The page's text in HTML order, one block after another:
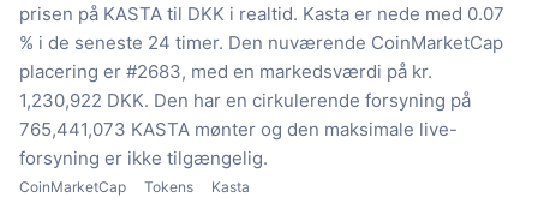
prisen på KASTA til DKK i realtid. Kasta er nede med 0.07
% i de seneste 24 timer. Den nuværende CoinMarketCap
placering er #2683, med en markedsværdi på kr.
1,230,922 DKK. Den har en cirkulerende forsyning på
765,441,073 KASTA mønter og den maksimale live-
forsyning er ikke tilgængelig.
CoinMarketCap Tokens Kasta